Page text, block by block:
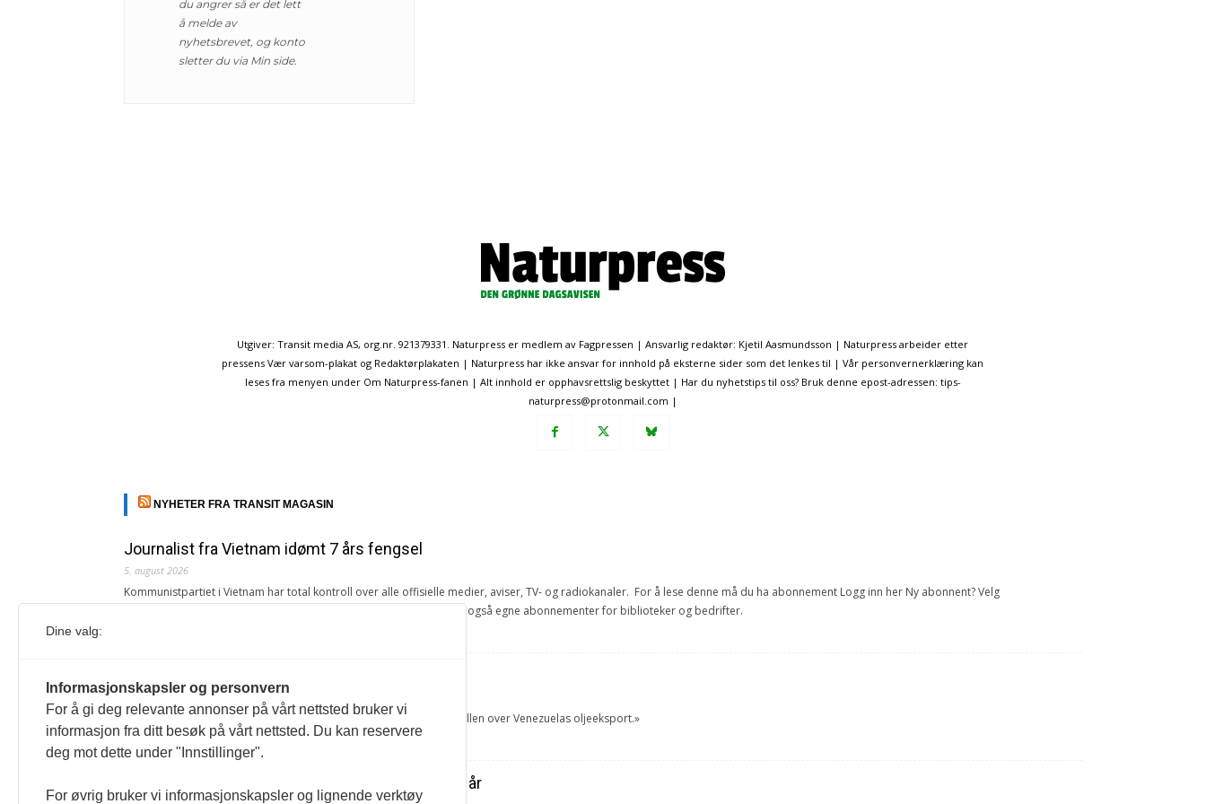
du angrer så er det lett
å melde av
nyhetsbrevet, og konto
sletter du via Min side.
Utgiver: Transit media AS, org.nr. 921379331. Naturpress er medlem av Fagpressen | Ansvarlig redaktør: Kjetil Aasmundsson | Naturpress arbeider etter
pressens Vær varsom-plakat og Redaktørplakaten | Naturpress har ikke ansvar for innhold på eksterne sider som det lenkes til | Vår personvernerklæring kan
leses fra menyen under Om Naturpress-fanen | Alt innhold er opphavsrettslig beskyttet | Har du nyhetstips til oss? Bruk denne epost-adressen: tips-
naturpress@protonmail.com |
NYHETER FRA TRANSIT MAGASIN
Journalist fra Vietnam idømt 7 års fengsel
5. august 2026
Kommunistpartiet i Vietnam har total kontroll over alle offisielle medier, aviser, TV- og radiokanaler. For å lese denne må du ha abonnement Logg inn her Ny abonnent? Velg
Årsabonnement, Månedsabonnement eller 24-timers tilgang. Vi har også egne abonnementer for biblioteker og bedrifter.
4. august 2026
« Etter at Maduro ble tatt til fange i januar 2026, overtok USA kontrollen over Venezuelas oljeeksport.»
Sonia Zapata, jurist
117,8 millioner er på flukt, en nedgang fra forrige år
Dine valg:
Informasjonskapsler og personvern
For å gi deg relevante annonser på vårt nettsted bruker vi
informasjon fra ditt besøk på vårt nettsted. Du kan reservere
deg mot dette under "Innstillinger".
For øvrig bruker vi informasjonskapsler og lignende verktøy